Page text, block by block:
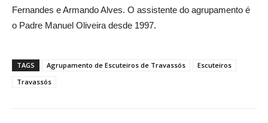
Fernandes e Armando Alves. O assistente do agrupamento é
o Padre Manuel Oliveira desde 1997.
TAGS Agrupamento de Escuteiros de Travassós
Escuteiros
Travassós